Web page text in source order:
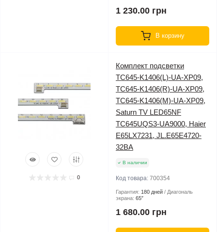
1 230.00 грн
В корзину
0
Комплект подсветки
TC645-K1406(L)-UA-XP09,
TC645-K1406(R)-UA-XP09,
TC645-K1406(M)-UA-XP09,
Saturn TV LED65NF
TC645UQS3-UA9000, Haier
E65LX7231, JL.E65E4720-
32BA
В наличии
Код товара: 700354
Гарантия: 180 дней
Диагональ
экрана: 65″
1 680.00 грн